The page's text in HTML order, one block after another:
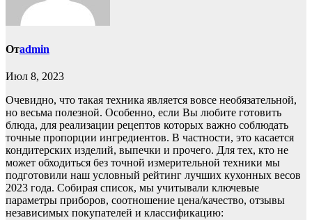
Отadmin
Июл 8, 2023
Очевидно, что такая техника является вовсе необязательной,
но весьма полезной. Особенно, если Вы любите готовить
блюда, для реализации рецептов которых важно соблюдать
точные пропорции ингредиентов. В частности, это касается
кондитерских изделий, выпечки и прочего. Для тех, кто не
может обходиться без точной измерительной техники мы
подготовили наш условный рейтинг лучших кухонных весов
2023 года. Собирая список, мы учитывали ключевые
параметры приборов, соотношение цена/качество, отзывы
независимых покупателей и классификацию: